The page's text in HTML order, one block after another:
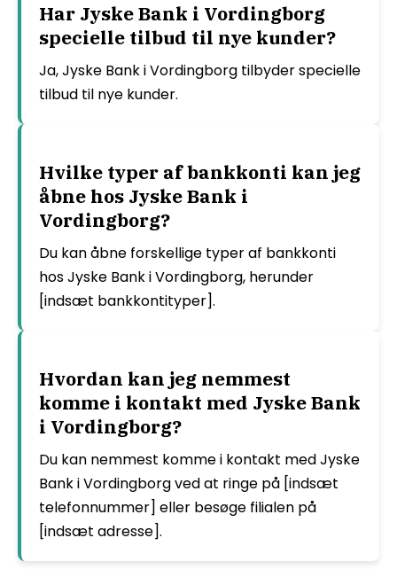
Har Jyske Bank i Vordingborg
specielle tilbud til nye kunder?
Ja, Jyske Bank i Vordingborg tilbyder specielle
tilbud til nye kunder.
Hvilke typer af bankkonti kan jeg
åbne hos Jyske Bank i
Vordingborg?
Du kan åbne forskellige typer af bankkonti
hos Jyske Bank i Vordingborg, herunder
[indsæt bankkontityper].
Hvordan kan jeg nemmest
komme i kontakt med Jyske Bank
i Vordingborg?
Du kan nemmest komme i kontakt med Jyske
Bank i Vordingborg ved at ringe på [indsæt
telefonnummer] eller besøge filialen på
[indsæt adresse].